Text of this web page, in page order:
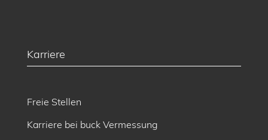
Karriere
Freie Stellen
Karriere bei buck Vermessung